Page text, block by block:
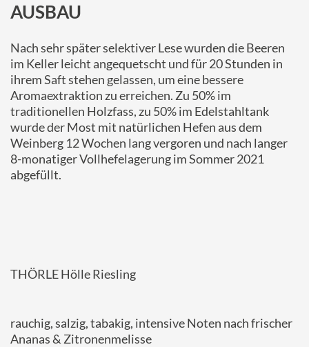
AUSBAU
Nach sehr später selektiver Lese wurden die Beeren
im Keller leicht angequetscht und für 20 Stunden in
ihrem Saft stehen gelassen, um eine bessere
Aromaextraktion zu erreichen. Zu 50% im
traditionellen Holzfass, zu 50% im Edelstahltank
wurde der Most mit natürlichen Hefen aus dem
Weinberg 12 Wochen lang vergoren und nach langer
8-monatiger Vollhefelagerung im Sommer 2021
abgefüllt.
THÖRLE Hölle Riesling
rauchig, salzig, tabakig, intensive Noten nach frischer
Ananas & Zitronenmelisse